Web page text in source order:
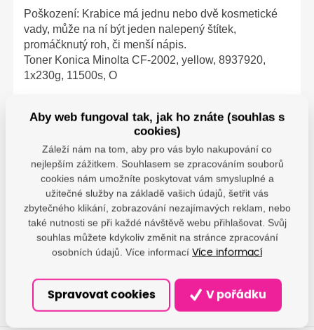
Poškození: Krabice má jednu nebo dvě kosmetické
vady, může na ní být jeden nalepený štítek,
promáčknutý roh, či menší nápis.
Toner Konica Minolta CF-2002, yellow, 8937920,
1x230g, 11500s, O
Parametry
Výrobce
Minolta - Konica
Minolta Business
Solutions Germany
GmbH; Europaallee 17,
30855 Langenhagen,
DE;
info@konicaminolta.eu
Aby web fungoval tak, jak ho znáte (souhlas s
cookies)
Záleží nám na tom, aby pro vás bylo nakupování co
nejlepším zážitkem. Souhlasem se zpracováním souborů
cookies nám umožníte poskytovat vám smysluplné a
užitečné služby na základě vašich údajů, šetřit vás
zbytečného klikání, zobrazování nezajímavých reklam, nebo
také nutnosti se při každé návštěvě webu přihlašovat. Svůj
souhlas můžete kdykoliv změnit na stránce zpracování
osobních údajů. Více informací Více informací
Spravovat cookies V pořádku